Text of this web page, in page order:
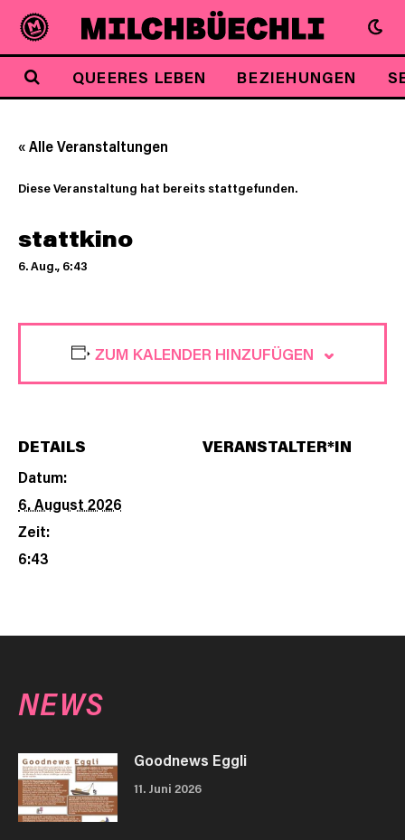
QUEERES LEBEN BEZIEHUNGEN
« Alle Veranstaltungen
Diese Veranstaltung hat bereits stattgefunden.
stattkino
6. Aug., 6:43
ZUM KALENDER HINZUFÜGEN
DETAILS
Datum:
6. August 2026
Zeit:
6:43
VERANSTALTER*IN
NEWS
Goodnews Eggli
11. Juni 2026